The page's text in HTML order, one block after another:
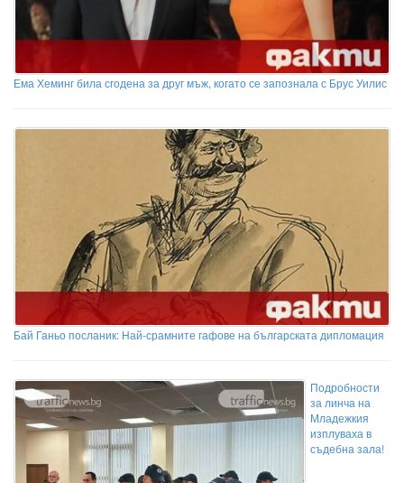
Ема Хеминг била сгодена за друг мъж, когато се запознала с Брус Уилис
Бай Ганьо посланик: Най-срамните гафове на българската дипломация
Подробности
за линча на
Младежкия
изплуваха в
съдебна зала!